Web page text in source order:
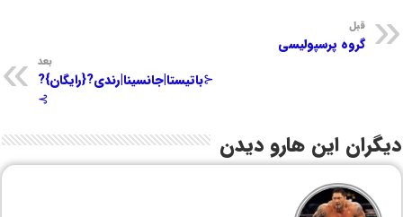
قبل
گروه پرسپولیسی
بعد
⊰باتیستا|جانسینا|رندی?{رایگان}?
⊱
دیگران این هارو دیدن